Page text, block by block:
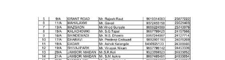
Road, ,Akola ,AKOLA H. Y. METKAR (9730155370)
AMARAVATI U.B.GHAROTE (9595829895) Office of the Joint
Commissioner,Jawade Compound, Near Bus